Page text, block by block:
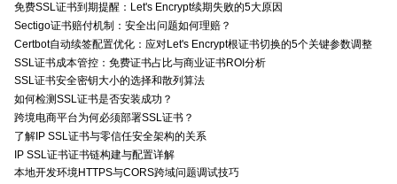
免费SSL证书到期提醒：Let's Encrypt续期失败的5大原因
Sectigo证书赔付机制：安全出问题如何理赔？
Certbot自动续签配置优化：应对Let's Encrypt根证书切换的5个关键参数调整
SSL证书成本管控：免费证书占比与商业证书ROI分析
SSL证书安全密钥大小的选择和散列算法
如何检测SSL证书是否安装成功？
跨境电商平台为何必须部署SSL证书？
了解IP SSL证书与零信任安全架构的关系
IP SSL证书证书链构建与配置详解
本地开发环境HTTPS与CORS跨域问题调试技巧